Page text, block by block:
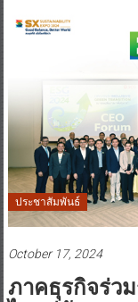
ประชาสัมพันธ์
October 17, 2024
ภาคธุรกิจร่ว